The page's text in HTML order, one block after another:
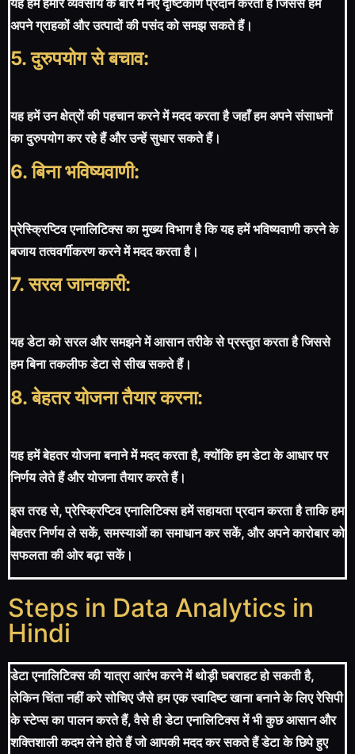
यह हमें हमारे व्यवसाय के बारे में नए दृष्टिकोण प्रदान करता है जिससे हम
अपने ग्राहकों और उत्पादों की पसंद को समझ सकते हैं।
5. दुरुपयोग से बचाव:
यह हमें उन क्षेत्रों की पहचान करने में मदद करता है जहाँ हम अपने संसाधनों
का दुरुपयोग कर रहे हैं और उन्हें सुधार सकते हैं।
6. बिना भविष्यवाणी:
प्रेस्क्रिप्टिव एनालिटिक्स का मुख्य विभाग है कि यह हमें भविष्यवाणी करने के
बजाय तत्ववर्गीकरण करने में मदद करता है।
7. सरल जानकारी:
यह डेटा को सरल और समझने में आसान तरीके से प्रस्तुत करता है जिससे
हम बिना तकलीफ डेटा से सीख सकते हैं।
8. बेहतर योजना तैयार करना:
यह हमें बेहतर योजना बनाने में मदद करता है, क्योंकि हम डेटा के आधार पर
निर्णय लेते हैं और योजना तैयार करते हैं।
इस तरह से, प्रेस्क्रिप्टिव एनालिटिक्स हमें सहायता प्रदान करता है ताकि हम
बेहतर निर्णय ले सकें, समस्याओं का समाधान कर सकें, और अपने कारोबार को
सफलता की ओर बढ़ा सकें।
Steps in Data Analytics in
Hindi
डेटा एनालिटिक्स की यात्रा आरंभ करने में थोड़ी घबराहट हो सकती है,
लेकिन चिंता नहीं करे सोचिए जैसे हम एक स्वादिष्ट खाना बनाने के लिए रेसिपी
के स्टेप्स का पालन करते हैं, वैसे ही डेटा एनालिटिक्स में भी कुछ आसान और
शक्तिशाली कदम लेने होते हैं जो आपकी मदद कर सकते हैं डेटा के छिपे हुए